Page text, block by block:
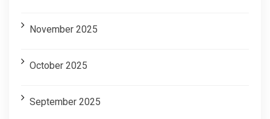
November 2025
October 2025
September 2025